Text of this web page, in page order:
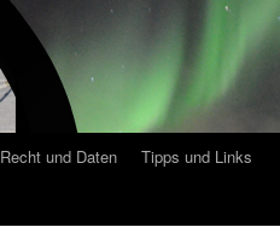
Recht und Daten
Tipps und Links